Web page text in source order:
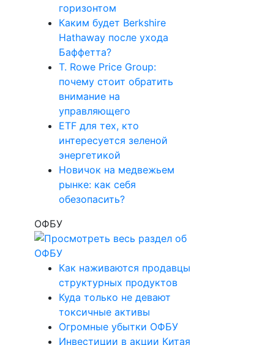
горизонтом
Каким будет Berkshire
Hathaway после ухода
Баффетта?
T. Rowe Price Group:
почему стоит обратить
внимание на
управляющего
ETF для тех, кто
интересуется зеленой
энергетикой
Новичок на медвежьем
рынке: как себя
обезопасить?
ОФБУ
Как наживаются продавцы
структурных продуктов
Куда только не девают
токсичные активы
Огромные убытки ОФБУ
Инвестиции в акции Китая